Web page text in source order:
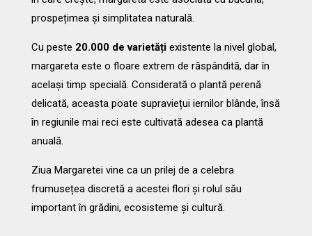
prospețimea și simplitatea naturală.
Cu peste 20.000 de varietățiexistente la nivel global,
margareta este o floare extrem de răspândită, dar în
același timp specială. Considerată o plantă perenă
delicată, aceasta poate supraviețui iernilor blânde, însă
în regiunile mai reci este cultivată adesea ca plantă
anuală.
Ziua Margaretei vine ca un prilej de a celebra
frumusețea discretă a acestei flori și rolul său
important în grădini, ecosisteme și cultură.